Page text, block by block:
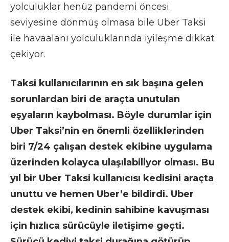
yolculuklar henüz pandemi öncesi
seviyesine dönmüş olmasa bile Uber Taksi
ile havaalanı yolculuklarında iyileşme dikkat
çekiyor.
Taksi kullanıcılarının en sık başına gelen
sorunlardan biri de araçta unutulan
eşyaların kaybolması. Böyle durumlar için
Uber Taksi’nin en önemli özelliklerinden
biri 7/24 çalışan destek ekibine uygulama
üzerinden kolayca ulaşılabiliyor olması. Bu
yıl bir Uber Taksi kullanıcısı kedisini araçta
unuttu ve hemen Uber’e bildirdi. Uber
destek ekibi, kedinin sahibine kavuşması
için hızlıca sürücüyle iletişime geçti.